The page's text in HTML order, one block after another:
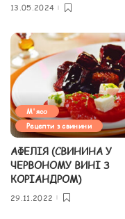
13.05.2024
М'ясо
Рецепти з свинини
АФЕЛІЯ (СВИНИНА У
ЧЕРВОНОМУ ВИНІ З
КОРІАНДРОМ)
29.11.2022